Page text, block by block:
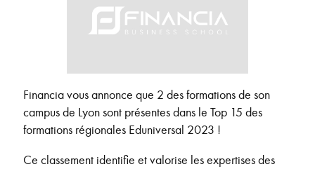
Financia vous annonce que 2 des formations de son
campus de Lyon sont présentes dans le Top 15 des
formations régionales Eduniversal 2023 !
Ce classement identifie et valorise les expertises des